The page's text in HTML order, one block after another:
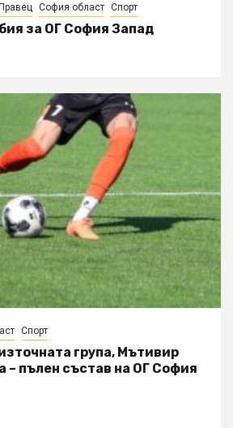
София област Спорт
за ОГ София Запад
Спорт
група, Мътивир
– пълен състав на ОГ София